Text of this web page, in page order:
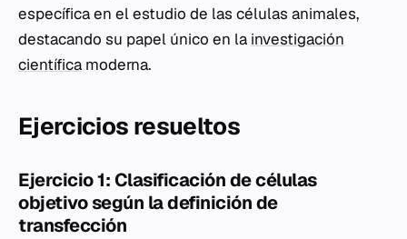
específica en el estudio de las células animales,
destacando su papel único en la investigación
científica moderna.
Ejercicios resueltos
Ejercicio 1: Clasificación de células
objetivo según la definición de
transfección